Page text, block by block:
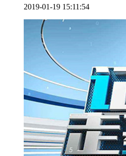
2019-01-19 15:11:54